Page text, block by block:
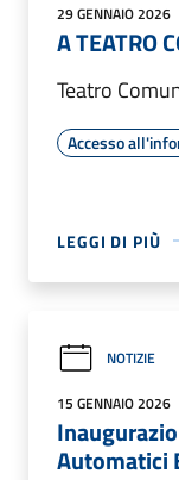
29 GENNAIO 2026
A TEATRO
Teatro
Accesso
LEGGI DI PIÙ
NOTIZIE
15 GENNAIO 2026
Automatici